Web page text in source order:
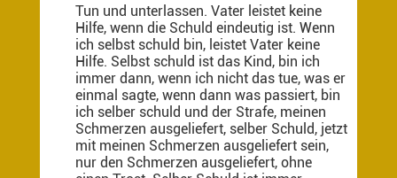
Tun und unterlassen. Vater leistet keine
Hilfe, wenn die Schuld eindeutig ist. Wenn
ich selbst schuld bin, leistet Vater keine
Hilfe. Selbst schuld ist das Kind, bin ich
immer dann, wenn ich nicht das tue, was er
einmal sagte, wenn dann was passiert, bin
ich selber schuld und der Strafe, meinen
Schmerzen ausgeliefert, selber Schuld, jetzt
mit meinen Schmerzen ausgeliefert sein,
nur den Schmerzen ausgeliefert, ohne